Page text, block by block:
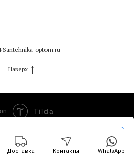
Доставка Контакты WhatsApp
Добавить в корзину
Santehnika-optom.ru
Наверх
Tilda